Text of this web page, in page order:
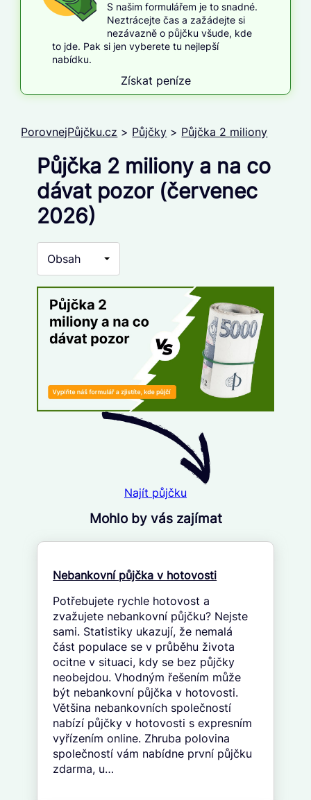
S našim formulářem je to snadné.
Neztrácejte čas a zažádejte si
nezávazně o půjčku všude, kde
to jde. Pak si jen vyberete tu nejlepší
nabídku.
Získat peníze
PorovnejPůjčku.cz > Půjčky > Půjčka 2 miliony
Půjčka 2 miliony a na co
dávat pozor (červenec
2026)
Obsah
Najít půjčku
Mohlo by vás zajímat
Nebankovní půjčka v hotovosti
Potřebujete rychle hotovost a
zvažujete nebankovní půjčku? Nejste
sami. Statistiky ukazují, že nemalá
část populace se v průběhu života
ocitne v situaci, kdy se bez půjčky
neobejdou. Vhodným řešením může
být nebankovní půjčka v hotovosti.
Většina nebankovních společností
nabízí půjčky v hotovosti s expresním
vyřízením online. Zhruba polovina
společností vám nabídne první půjčku
zdarma, u…